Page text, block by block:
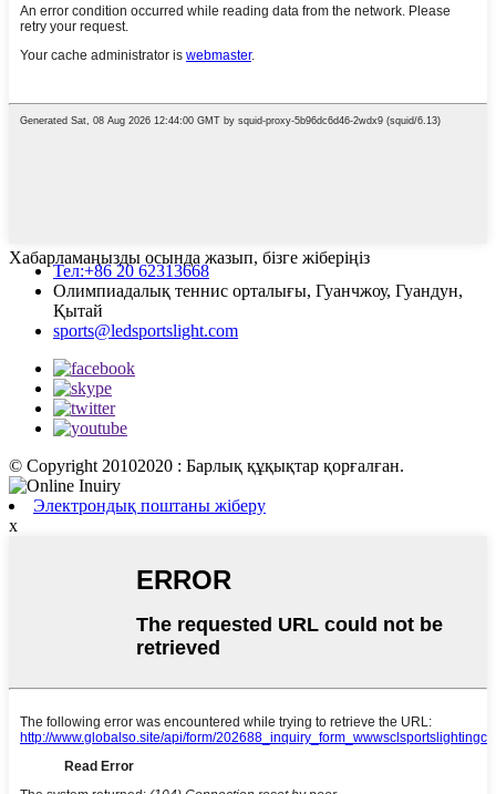
Хабарламаңызды осында жазып, бізге жіберіңіз
Тел:+86 20 62313668
Олимпиадалық теннис орталығы, Гуанчжоу, Гуандун,
Қытай
sports@ledsportslight.com
© Copyright 20102020 : Барлық құқықтар қорғалған.
Электрондық поштаны жіберу
x